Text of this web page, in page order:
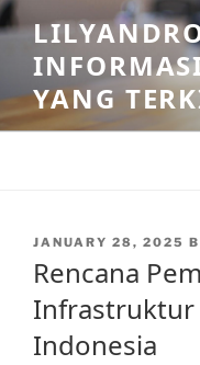
Skip
to
content
YANG
POSTED
JANUARY 28, 2025
Rencana
Infrastruktur
Indonesia